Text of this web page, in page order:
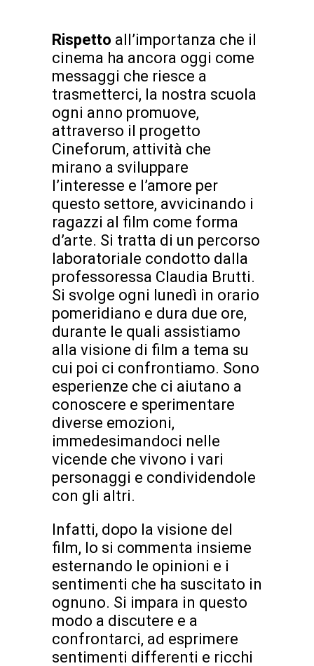
Rispetto all’importanza che il
cinema ha ancora oggi come
messaggi che riesce a
trasmetterci, la nostra scuola
ogni anno promuove,
attraverso il progetto
Cineforum, attività che
mirano a sviluppare
l’interesse e l’amore per
questo settore, avvicinando i
ragazzi al film come forma
d’arte. Si tratta di un percorso
laboratoriale condotto dalla
professoressa Claudia Brutti.
Si svolge ogni lunedì in orario
pomeridiano e dura due ore,
durante le quali assistiamo
alla visione di film a tema su
cui poi ci confrontiamo. Sono
esperienze che ci aiutano a
conoscere e sperimentare
diverse emozioni,
immedesimandoci nelle
vicende che vivono i vari
personaggi e condividendole
con gli altri.
Infatti, dopo la visione del
film, lo si commenta insieme
esternando le opinioni e i
sentimenti che ha suscitato in
ognuno. Si impara in questo
modo a discutere e a
confrontarci, ad esprimere
sentimenti differenti e ricchi